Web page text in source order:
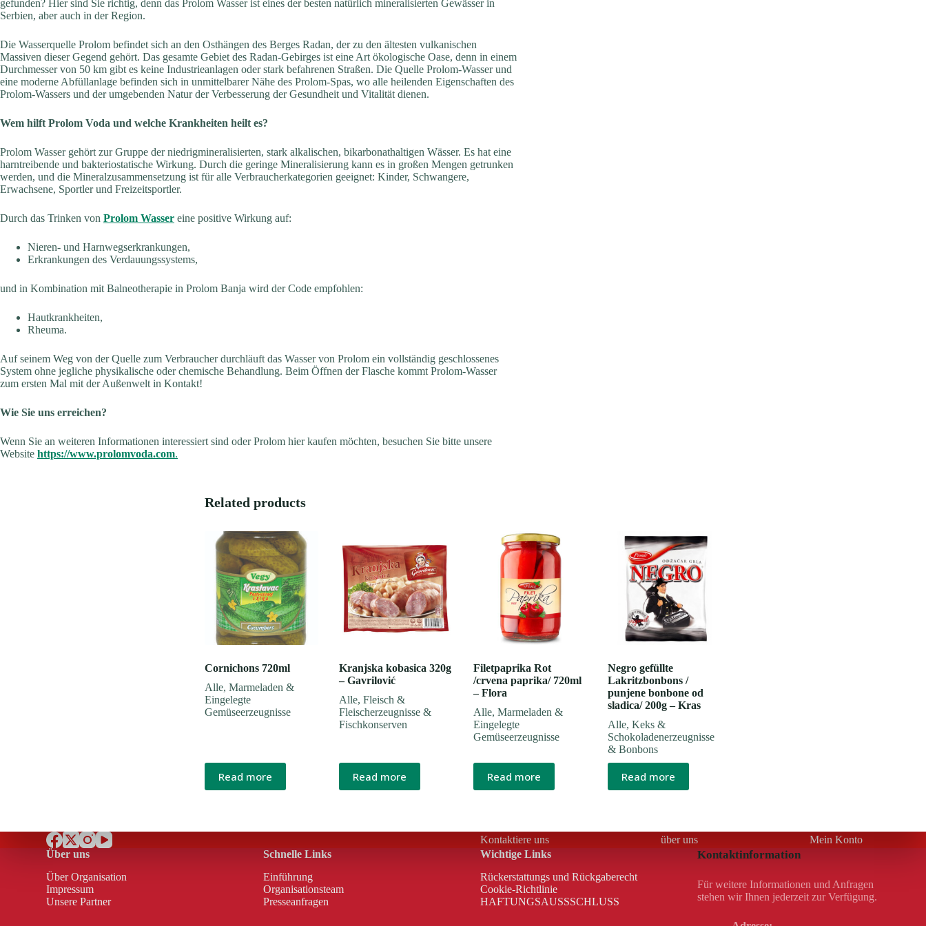
gefunden? Hier sind Sie richtig, denn das Prolom Wasser ist eines der besten natürlich mineralisierten Gewässer in
Serbien, aber auch in der Region.
Die Wasserquelle Prolom befindet sich an den Osthängen des Berges Radan, der zu den ältesten vulkanischen
Massiven dieser Gegend gehört. Das gesamte Gebiet des Radan-Gebirges ist eine Art ökologische Oase, denn in einem
Durchmesser von 50 km gibt es keine Industrieanlagen oder stark befahrenen Straßen. Die Quelle Prolom-Wasser und
eine moderne Abfüllanlage befinden sich in unmittelbarer Nähe des Prolom-Spas, wo alle heilenden Eigenschaften des
Prolom-Wassers und der umgebenden Natur der Verbesserung der Gesundheit und Vitalität dienen.
Wem hilft Prolom Voda und welche Krankheiten heilt es?
Prolom Wasser gehört zur Gruppe der niedrigmineralisierten, stark alkalischen, bikarbonathaltigen Wässer. Es hat eine
harntreibende und bakteriostatische Wirkung. Durch die geringe Mineralisierung kann es in großen Mengen getrunken
werden, und die Mineralzusammensetzung ist für alle Verbraucherkategorien geeignet: Kinder, Schwangere,
Erwachsene, Sportler und Freizeitsportler.
Durch das Trinken von Prolom Wasser eine positive Wirkung auf:
Nieren- und Harnwegserkrankungen,
Erkrankungen des Verdauungssystems,
und in Kombination mit Balneotherapie in Prolom Banja wird der Code empfohlen:
Hautkrankheiten,
Rheuma.
Auf seinem Weg von der Quelle zum Verbraucher durchläuft das Wasser von Prolom ein vollständig geschlossenes
System ohne jegliche physikalische oder chemische Behandlung. Beim Öffnen der Flasche kommt Prolom-Wasser
zum ersten Mal mit der Außenwelt in Kontakt!
Wie Sie uns erreichen?
Wenn Sie an weiteren Informationen interessiert sind oder Prolom hier kaufen möchten, besuchen Sie bitte unsere
Website https://www.prolomvoda.com.
Related products
Cornichons 720ml
Alle, Marmeladen &
Eingelegte
Gemüseerzeugnisse
Read more
Kranjska kobasica 320g
– Gavrilović
Alle, Fleisch &
Fleischerzeugnisse &
Fischkonserven
Read more
Filetpaprika Rot
/crvena paprika/ 720ml
– Flora
Alle, Marmeladen &
Eingelegte
Gemüseerzeugnisse
Read more
Negro gefüllte
Lakritzbonbons /
punjene bonbone od
sladica/ 200g – Kras
Alle, Keks &
Schokoladenerzeugnisse
& Bonbons
Read more
Kontaktiere uns über uns
Mein Konto
Über uns
Über Organisation
Impressum
Unsere Partner
Schnelle Links
Einführung
Organisationsteam
Presseanfragen
Wichtige Links
Rückerstattungs und Rückgaberecht
Cookie-Richtlinie
HAFTUNGSAUSSSCHLUSS
Kontaktinformation
Für weitere Informationen und Anfragen
stehen wir Ihnen jederzeit zur Verfügung.